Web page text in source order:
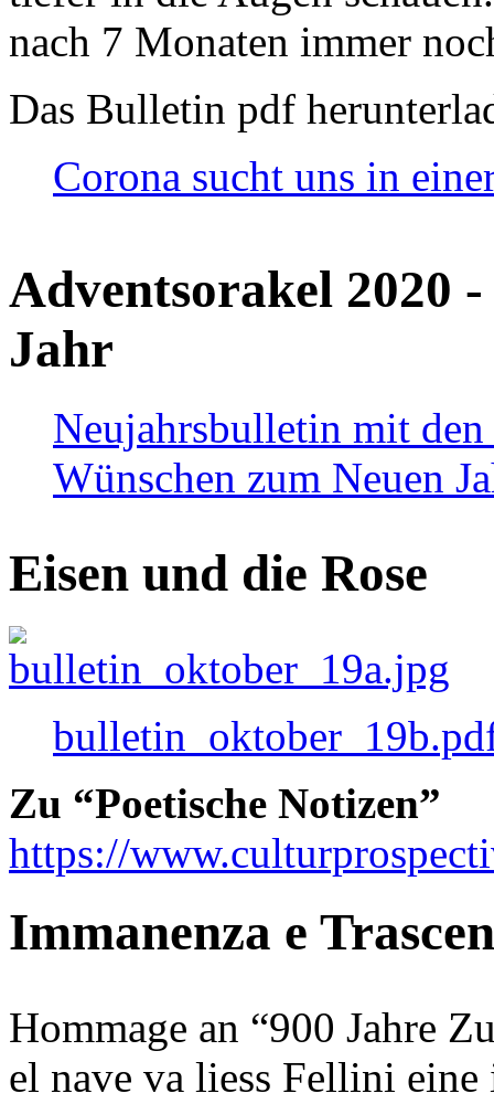
nach 7 Monaten immer
Das Bulletin pdf
Corona sucht uns in
Adventsorakel 2020
Jahr
Neujahrsbulletin mit den
Wünschen zum Neuen
Eisen und die Rose
Zu “Poetische Notizen”
https://
Immanenza e
Hommage an “900 Jahre
el nave va liess Fellini